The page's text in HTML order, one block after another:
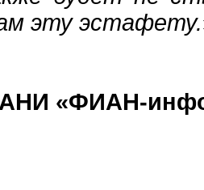
эту эстафету.
АНИ «ФИАН-